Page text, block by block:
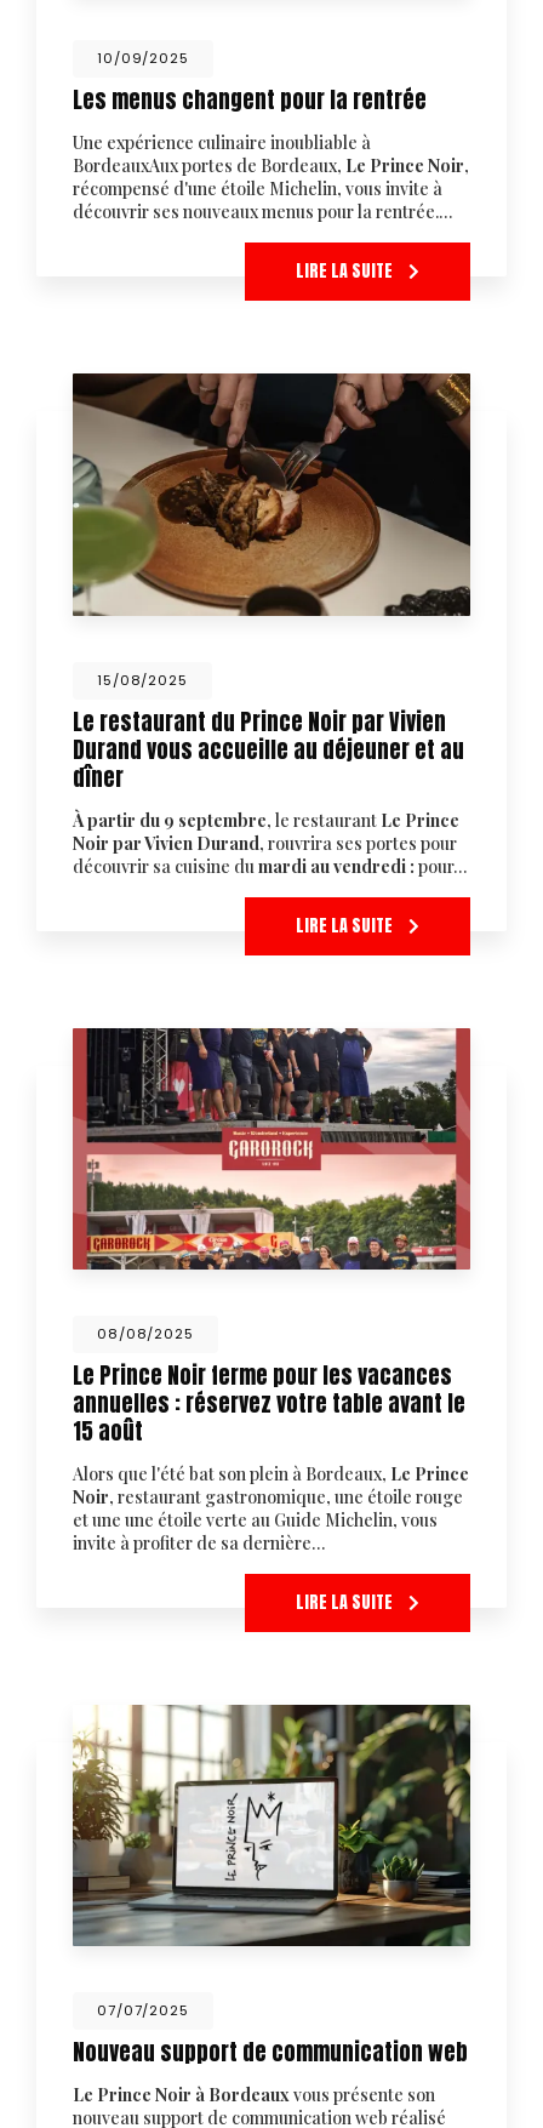
10/09/2025
Les menus changent pour la rentrée
Une expérience culinaire inoubliable à
BordeauxAux portes de Bordeaux, Le Prince Noir,
récompensé d'une étoile Michelin, vous invite à
découvrir ses nouveaux menus pour la rentrée.…
LIRE LA SUITE
15/08/2025
Le restaurant du Prince Noir par Vivien
Durand vous accueille au déjeuner et au
dîner
À partir du 9 septembre, le restaurant Le Prince
Noir par Vivien Durand, rouvrira ses portes pour
découvrir sa cuisine du mardi au vendredi : pour…
LIRE LA SUITE
08/08/2025
Le Prince Noir ferme pour les vacances
annuelles : réservez votre table avant le
15 août
Alors que l'été bat son plein à Bordeaux, Le Prince
Noir, restaurant gastronomique, une étoile rouge
et une une étoile verte au Guide Michelin, vous
invite à profiter de sa dernière…
LIRE LA SUITE
07/07/2025
Nouveau support de communication web
Le Prince Noir à Bordeauxvous présente son
nouveau support de communication web réalisé